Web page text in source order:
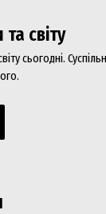
світу
сьогодні.